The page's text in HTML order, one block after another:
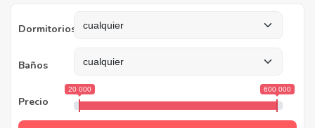
Dormitorios
Baños
Precio
20 000 600 000